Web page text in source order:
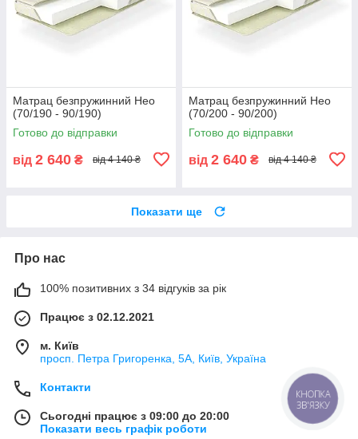
Матрац безпружинний Нео
(70/190 - 90/190)
Готово до відправки
від 2 640 ₴ від 4 140 ₴
Матрац безпружинний Нео
(70/200 - 90/200)
Готово до відправки
від 2 640 ₴ від 4 140 ₴
Показати ще
Про нас
100% позитивних з 34 відгуків за рік
Працює з 02.12.2021
м. Київ
просп. Петра Григоренка, 5А, Київ, Україна
Контакти
Сьогодні працює з 09:00 до 20:00
Показати весь графік роботи
КНОПКА
ЗВ'ЯЗКУ